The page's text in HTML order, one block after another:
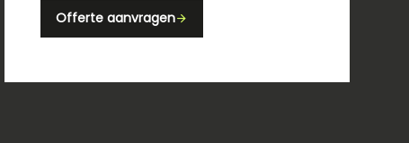
Offerte aanvragen